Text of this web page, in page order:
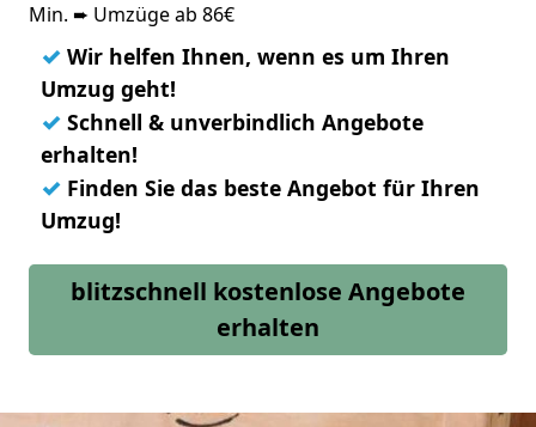
Min. ➨ Umzüge ab 86€
✓ Wir helfen Ihnen, wenn es um Ihren
Umzug geht!
✓ Schnell & unverbindlich Angebote
erhalten!
✓ Finden Sie das beste Angebot für Ihren
Umzug!
blitzschnell kostenlose Angebote
erhalten